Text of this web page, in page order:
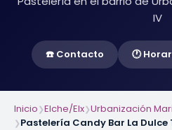
IV
☎️ Contacto 🕐
Inicio❯Elche/Elx❯Urbanización
❯Pastelería Candy Bar La Dulce